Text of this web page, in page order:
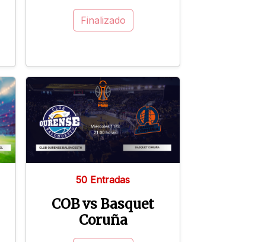
Finalizado
50 Entradas
COB vs Basquet
Coruña